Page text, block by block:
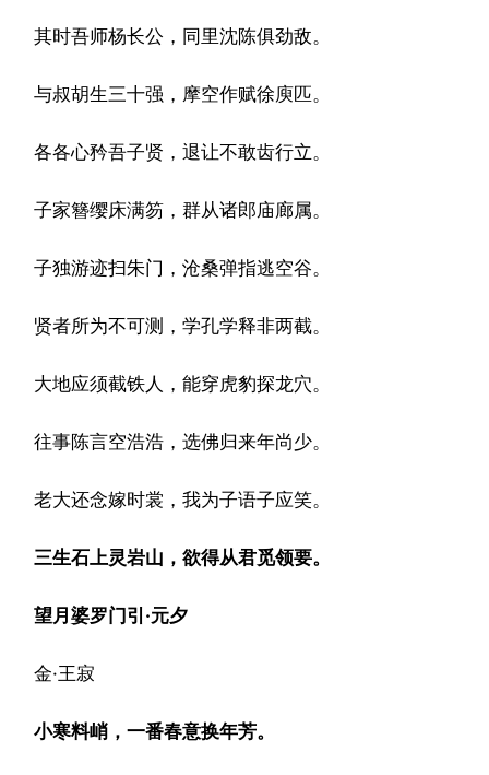
其时吾师杨长公，同里沈陈俱劲敌。
与叔胡生三十强，摩空作赋徐庾匹。
各各心矜吾子贤，退让不敢齿行立。
子家簪缨床满笏，群从诸郎庙廊属。
子独游迹扫朱门，沧桑弹指逃空谷。
贤者所为不可测，学孔学释非两截。
大地应须截铁人，能穿虎豹探龙穴。
往事陈言空浩浩，选佛归来年尚少。
老大还念嫁时裳，我为子语子应笑。
三生石上灵岩山，欲得从君觅领要。
望月婆罗门引·元夕
金·王寂
小寒料峭，一番春意换年芳。